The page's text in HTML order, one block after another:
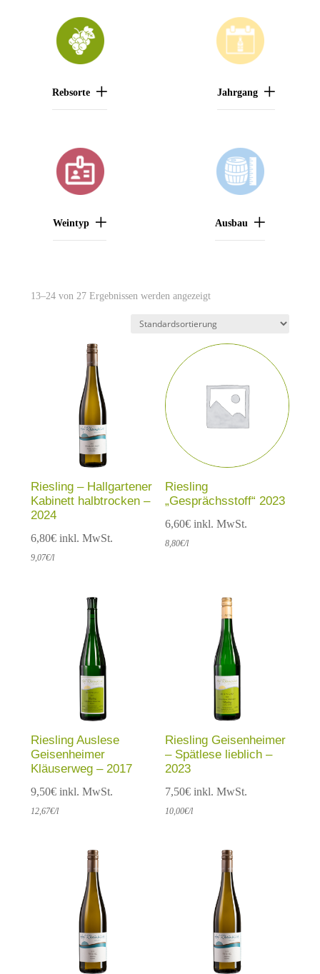
Rebsorte
Weintyp
Jahrgang
Ausbau
13–24 von 27 Ergebnissen werden angezeigt
Riesling – Hallgartener
Kabinett halbtrocken –
2024
6,80€ inkl. MwSt.
9,07€/l
Riesling
„Gesprächsstoff“ 2023
6,60€ inkl. MwSt.
8,80€/l
Riesling Auslese
Geisenheimer
Kläuserweg – 2017
9,50€ inkl. MwSt.
12,67€/l
Riesling Geisenheimer
– Spätlese lieblich –
2023
7,50€ inkl. MwSt.
10,00€/l